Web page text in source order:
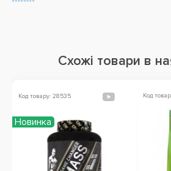
Схожі товари в
Код товару: 28535
Новинка
Код